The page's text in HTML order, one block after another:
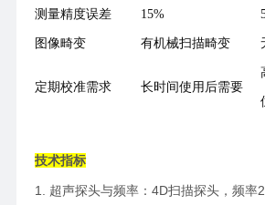
测量精度误差 15%
图像畸变 有机械扫描畸变
定期校准需求 长时间使用后需要
技术指标
1. 超声探头与频率：4D扫描探头，频率